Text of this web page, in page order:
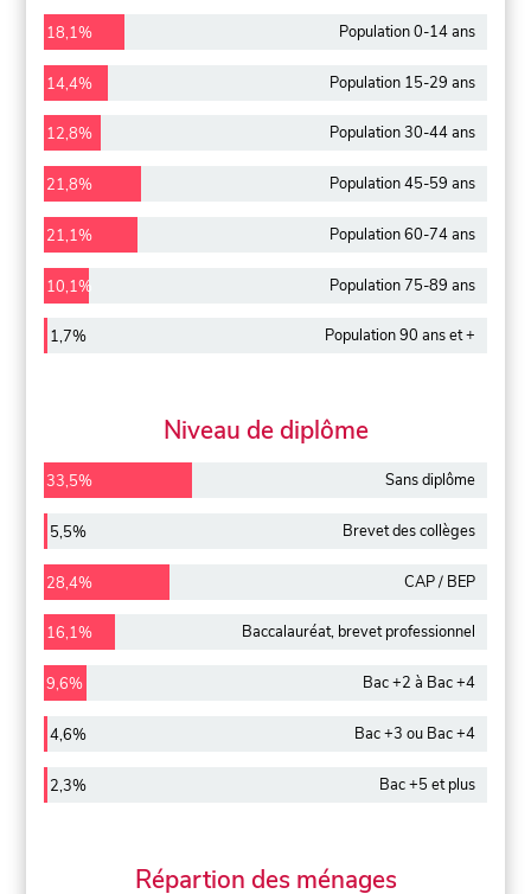
18,1% Population 0-14 ans
14,4% Population 15-29 ans
12,8% Population 30-44 ans
21,8% Population 45-59 ans
21,1% Population 60-74 ans
10,1% Population 75-89 ans
1,7% Population 90 ans et +
Niveau de diplôme
33,5% Sans diplôme
5,5% Brevet des collèges
28,4% CAP / BEP
16,1% Baccalauréat, brevet professionnel
9,6% Bac +2 à Bac +4
4,6% Bac +3 ou Bac +4
2,3% Bac +5 et plus
Répartion des ménages